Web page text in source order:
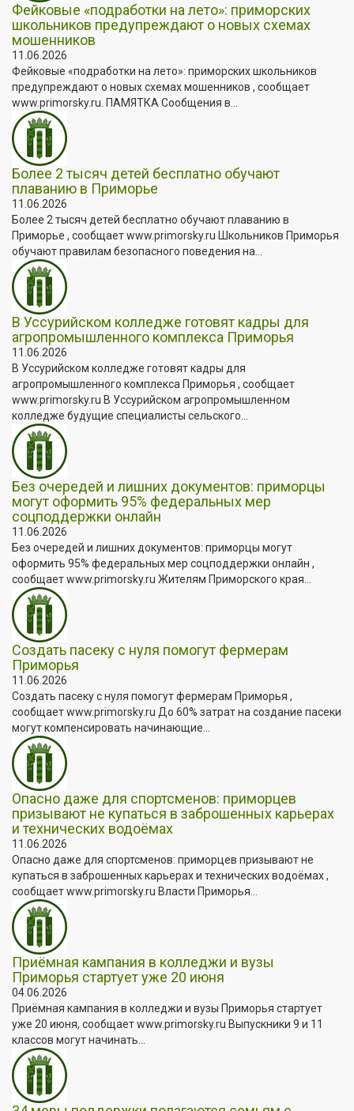
Фейковые «подработки на лето»: приморских
школьников предупреждают о новых схемах
мошенников
11.06.2026
Фейковые «подработки на лето»: приморских школьников
предупреждают о новых схемах мошенников , сообщает
www.primorsky.ru. ПАМЯТКА Сообщения в...
Более 2 тысяч детей бесплатно обучают
плаванию в Приморье
11.06.2026
Более 2 тысяч детей бесплатно обучают плаванию в
Приморье , сообщает www.primorsky.ru Школьников Приморья
обучают правилам безопасного поведения на...
В Уссурийском колледже готовят кадры для
агропромышленного комплекса Приморья
11.06.2026
В Уссурийском колледже готовят кадры для
агропромышленного комплекса Приморья , сообщает
www.primorsky.ru В Уссурийском агропромышленном
колледже будущие специалисты сельского...
Без очередей и лишних документов: приморцы
могут оформить 95% федеральных мер
соцподдержки онлайн
11.06.2026
Без очередей и лишних документов: приморцы могут
оформить 95% федеральных мер соцподдержки онлайн ,
сообщает www.primorsky.ru Жителям Приморского края...
Создать пасеку с нуля помогут фермерам
Приморья
11.06.2026
Создать пасеку с нуля помогут фермерам Приморья ,
сообщает www.primorsky.ru До 60% затрат на создание пасеки
могут компенсировать начинающие...
Опасно даже для спортсменов: приморцев
призывают не купаться в заброшенных карьерах
и технических водоёмах
11.06.2026
Опасно даже для спортсменов: приморцев призывают не
купаться в заброшенных карьерах и технических водоёмах ,
сообщает www.primorsky.ru Власти Приморья...
Приёмная кампания в колледжи и вузы
Приморья стартует уже 20 июня
04.06.2026
Приёмная кампания в колледжи и вузы Приморья стартует
уже 20 июня, сообщает www.primorsky.ru Выпускники 9 и 11
классов могут начинать...